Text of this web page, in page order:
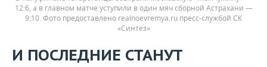
12:6, а в главном матче уступили в один мяч сборной Астрахани —
9:10. Фото предоставлено realnoevremya.ru пресс-службой СК
«Синтез»
И ПОСЛЕДНИЕ СТАНУТ